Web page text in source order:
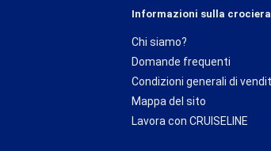
Informazioni sulla crociera
Chi siamo?
Domande frequenti
Condizioni generali di
Mappa del sito
Lavora con CRUISELINE